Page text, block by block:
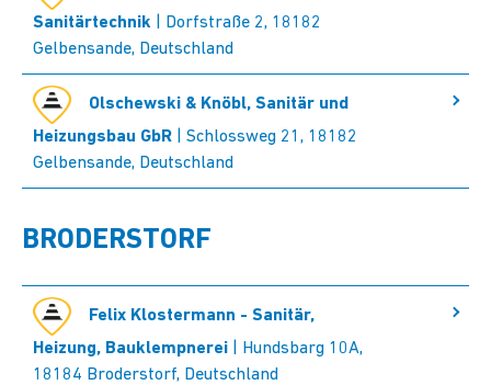
Sanitärtechnik | Dorfstraße 2, 18182
Gelbensande, Deutschland
Olschewski & Knöbl, Sanitär und
Heizungsbau GbR | Schlossweg 21, 18182
Gelbensande, Deutschland
BRODERSTORF
Felix Klostermann - Sanitär,
Heizung, Bauklempnerei | Hundsbarg 10A,
18184 Broderstorf, Deutschland